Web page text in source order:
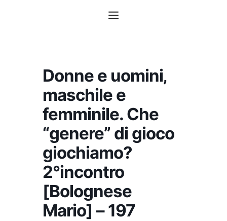
Menu
Donne e uomini‚
maschile e
femminile. Che
“genere” di gioco
giochiamo?
2°incontro
[Bolognese
Mario] – 197